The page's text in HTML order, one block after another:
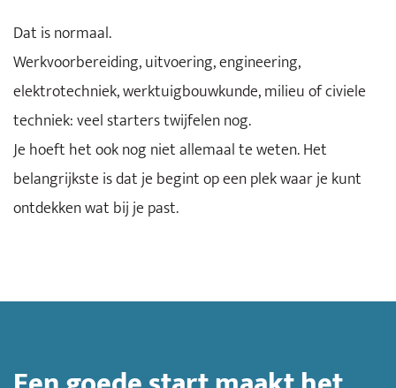
Dat is normaal.
Werkvoorbereiding, uitvoering, engineering,
elektrotechniek, werktuigbouwkunde, milieu of civiele
techniek: veel starters twijfelen nog.
Je hoeft het ook nog niet allemaal te weten. Het
belangrijkste is dat je begint op een plek waar je kunt
ontdekken wat bij je past.